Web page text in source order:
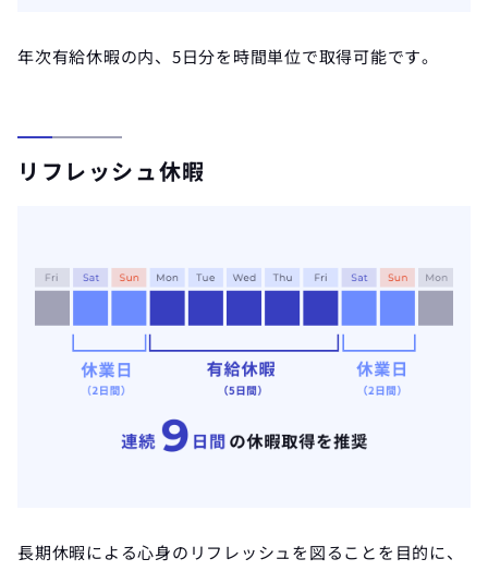
年次有給休暇の内、5日分を時間単位で取得可能です。
リフレッシュ休暇
長期休暇による心身のリフレッシュを図ることを目的に、